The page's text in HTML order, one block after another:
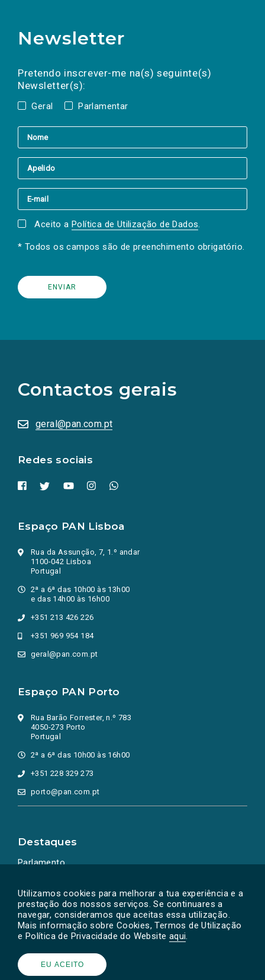
Utilizamos cookies para melhorar a tua experiência e a
prestação dos nossos serviços. Se continuares a
navegar, consideramos que aceitas essa utilização.
Mais informação sobre Cookies, Termos de Utilização
e Política de Privacidade do Website aqui.
EU ACEITO
Newsletter
Pretendo inscrever-me na(s) seguinte(s)
Newsletter(s):
Geral Parlamentar
a(s) newsletter(s).
mail
Aceito a Política de Utilização de Dados.
* Todos os campos são de preenchimento obrigatório.
Contactos gerais
geral@pan.com.pt
Redes sociais
redes
sociais
numa
nova
Espaço PAN Lisboa
Rua da Assunção, 7, 1.º andar
1100-042 Lisboa
Portugal
2ª a 6ª das 10h00 às 13h00
e das 14h00 às 16h00
+351 213 426 226
+351 969 954 184
geral@pan.com.pt
Espaço PAN Porto
Rua Barão Forrester, n.º 783
4050-273 Porto
Portugal
2ª a 6ª das 10h00 às 16h00
+351 228 329 273
porto@pan.com.pt
Destaques
Parlamento
Powered by © PAN 2026